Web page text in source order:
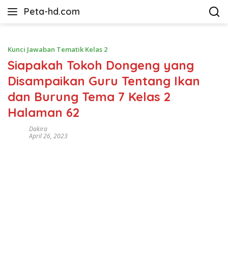
Peta-hd.com
Kumpulan
HD
Kunci Jawaban Tematik Kelas 2
Siapakah Tokoh Dongeng yang
Disampaikan Guru Tentang Ikan
dan Burung Tema 7 Kelas 2
Halaman 62
Dakira
April 26, 2023